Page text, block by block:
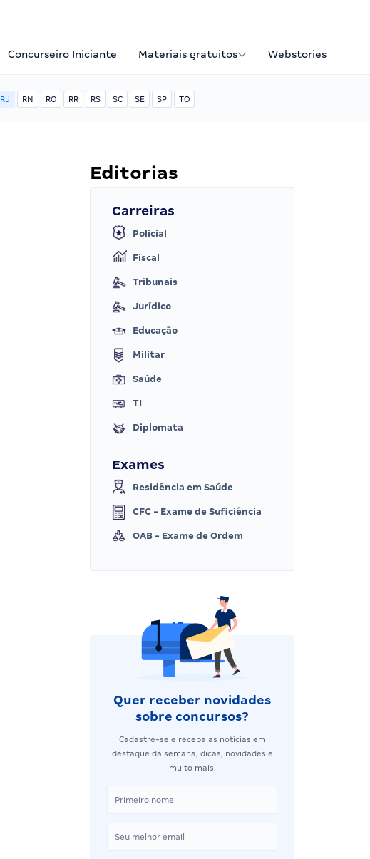
Concurseiro Iniciante Materiais gratuitos Webstories
RJ RN RO RR RS SC SE SP TO
Editorias
Carreiras
Policial
Fiscal
Tribunais
Jurídico
Educação
Militar
Saúde
TI
Diplomata
Exames
Residência em Saúde
CFC - Exame de Suficiência
OAB - Exame de Ordem
Quer receber novidades
sobre concursos?
Cadastre-se e receba as notícias em
destaque da semana, dicas, novidades e
muito mais.